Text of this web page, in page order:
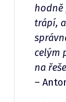
hodně
trápí,
celým
na
–